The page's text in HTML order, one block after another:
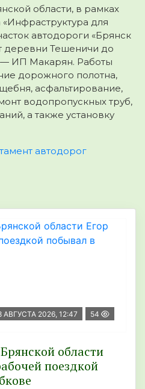
области, в рамках
для
автодороги «Брянск
деревни Тешеничи до
ИП Макарян. Работы
дорожного полотна,
асфальтирование,
водопропускных труб,
а также установку
автодорог
АВГУСТА 2026, 12:47 54
области
поездкой